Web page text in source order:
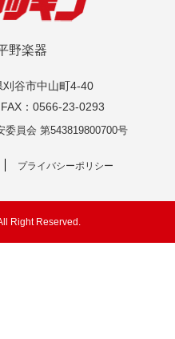
野楽器
谷市中山町4-40
：0566-23-0293
委員会 第543819800700号
プライバシーポリシー
Right Reserved.